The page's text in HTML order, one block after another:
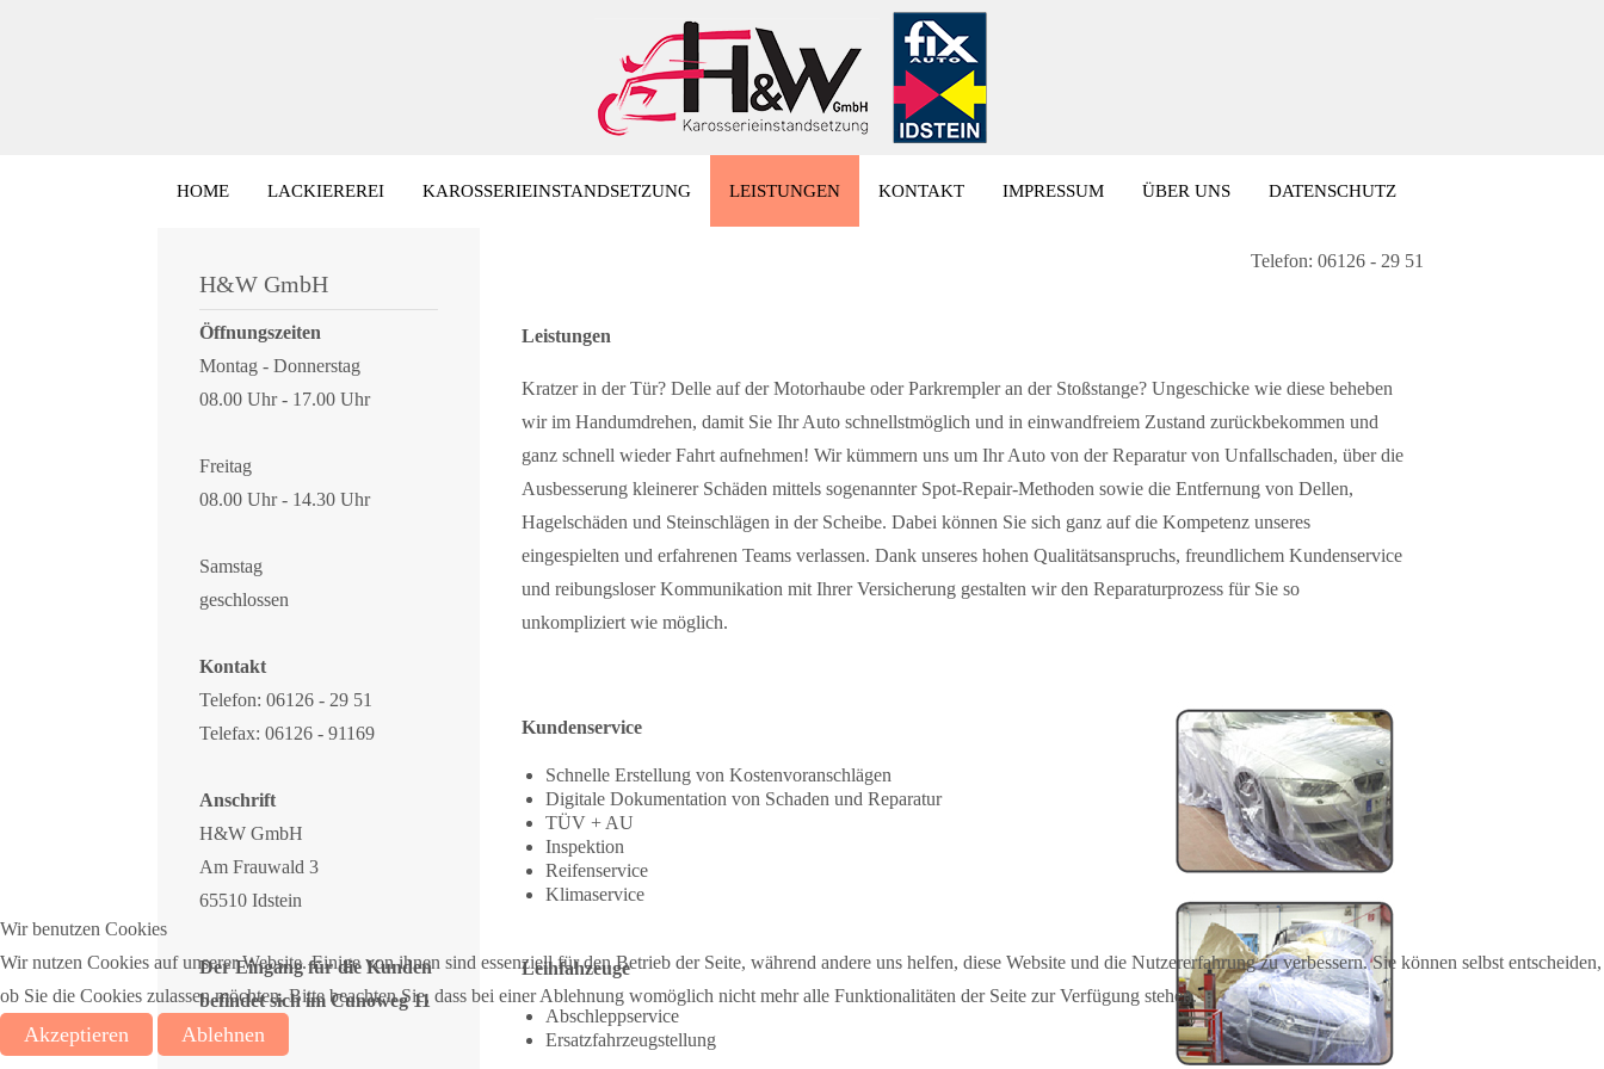
HOME LACKIEREREI KAROSSERIEINSTANDSETZUNG LEISTUNGEN KONTAKT IMPRESSUM ÜBER UNS DATENSCHUTZ
Telefon: 06126 - 29 51
H&W GmbH
Öffnungszeiten
Montag - Donnerstag
08.00 Uhr - 17.00 Uhr
Freitag
08.00 Uhr - 14.30 Uhr
Samstag
geschlossen
Kontakt
Telefon: 06126 - 29 51
Telefax: 06126 - 91169
Anschrift
H&W GmbH
Am Frauwald 3
65510 Idstein
Der Eingang für die Kunden
befindet sich im Cunoweg 11
Leistungen
Kratzer in der Tür? Delle auf der Motorhaube oder Parkrempler an der Stoßstange? Ungeschicke wie diese beheben
wir im Handumdrehen, damit Sie Ihr Auto schnellstmöglich und in einwandfreiem Zustand zurückbekommen und
ganz schnell wieder Fahrt aufnehmen! Wir kümmern uns um Ihr Auto von der Reparatur von Unfallschaden, über die
Ausbesserung kleinerer Schäden mittels sogenannter Spot-Repair-Methoden sowie die Entfernung von Dellen,
Hagelschäden und Steinschlägen in der Scheibe. Dabei können Sie sich ganz auf die Kompetenz unseres
eingespielten und erfahrenen Teams verlassen. Dank unseres hohen Qualitätsanspruchs, freundlichem Kundenservice
und reibungsloser Kommunikation mit Ihrer Versicherung gestalten wir den Reparaturprozess für Sie so
unkompliziert wie möglich.
Kundenservice
Schnelle Erstellung von Kostenvoranschlägen
Digitale Dokumentation von Schaden und Reparatur
TÜV + AU
Inspektion
Reifenservice
Klimaservice
Leihfahzeuge
Abschleppservice
Ersatzfahrzeugstellung
Wir benutzen Cookies
Wir nutzen Cookies auf unserer Website. Einige von ihnen sind essenziell für den Betrieb der Seite, während andere uns helfen, diese Website und die Nutzererfahrung zu verbessern. Sie können selbst entscheiden,
ob Sie die Cookies zulassen möchten. Bitte beachten Sie, dass bei einer Ablehnung womöglich nicht mehr alle Funktionalitäten der Seite zur Verfügung stehen.
Akzeptieren Ablehnen